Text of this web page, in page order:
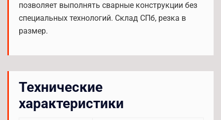
позволяет выполнять сварные конструкции без
специальных технологий. Склад СПб, резка в
размер.
Технические
характеристики